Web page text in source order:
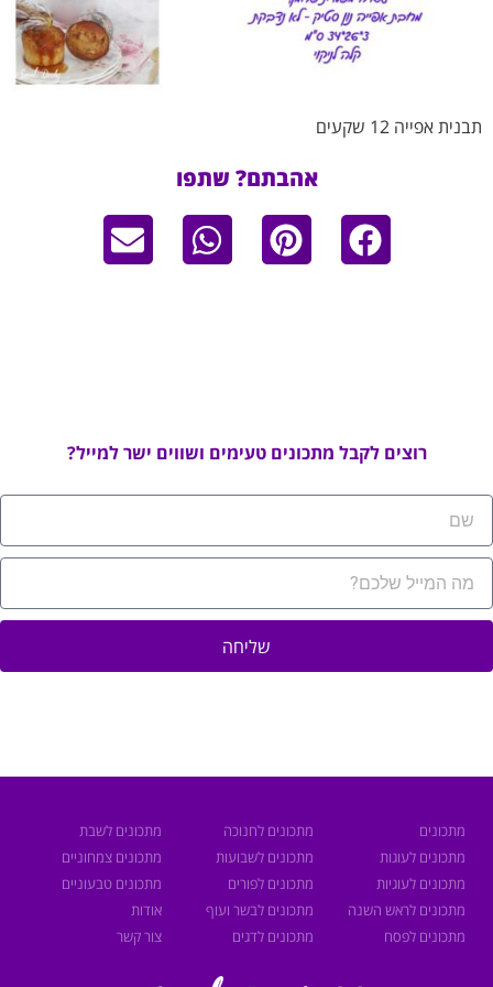
תבנית אפייה 12 שקעים
אהבתם? שתפו
רוצים לקבל מתכונים טעימים ושווים ישר למייל?
שליחה
מתכונים
מתכונים לעוגות
מתכונים לעוגיות
מתכונים לראש השנה
מתכונים לפסח
מתכונים לחנוכה
מתכונים לשבועות
מתכונים לפורים
מתכונים לבשר ועוף
מתכונים לדגים
מתכונים לשבת
מתכונים צמחוניים
מתכונים טבעוניים
אודות
צור קשר